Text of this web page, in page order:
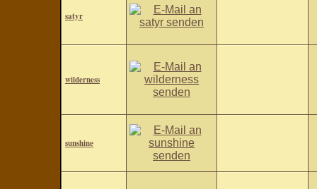
satyr
wilderness
sunshine